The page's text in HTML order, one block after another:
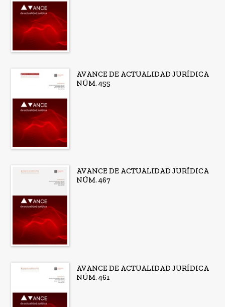
AVANCE DE ACTUALIDAD JURÍDICA
NÚM. 455
AVANCE DE ACTUALIDAD JURÍDICA
NÚM. 467
AVANCE DE ACTUALIDAD JURÍDICA
NÚM. 461